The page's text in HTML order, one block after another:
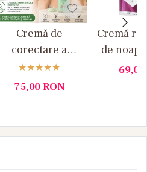
Cremă de
corectare a
rozaceei, verde, 30
ml Medity+
75,00RON
Cremă
de
pielea69,00